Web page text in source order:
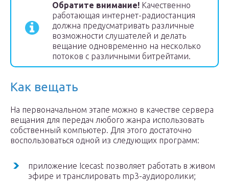
Обратите внимание! Качественно
работающая интернет-радиостанция
должна предусматривать различные
возможности слушателей и делать
вещание одновременно на несколько
потоков с различными битрейтами.
Как вещать
На первоначальном этапе можно в качестве сервера
вещания для передач любого жанра использовать
собственный компьютер. Для этого достаточно
воспользоваться одной из следующих программ:
приложение Icecast позволяет работать в живом
эфире и транслировать mp3-аудиоролики;